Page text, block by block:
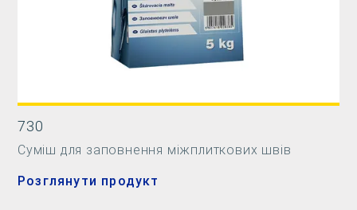
730
Суміш для заповнення міжплиткових швів
Розглянути продукт